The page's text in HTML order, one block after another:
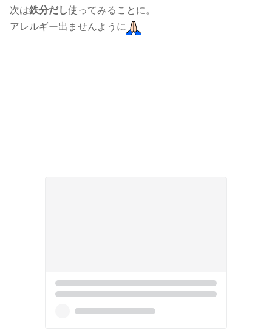
次は鉄分だし使ってみることに。
アレルギー出ませんように